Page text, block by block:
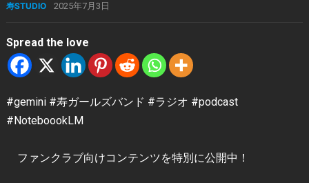
寿STUDIO 2025年7月3日
Spread the love
#gemini #寿ガールズバンド #ラジオ #podcast
#NoteboookLM
ファンクラブ向けコンテンツを特別に公開中！